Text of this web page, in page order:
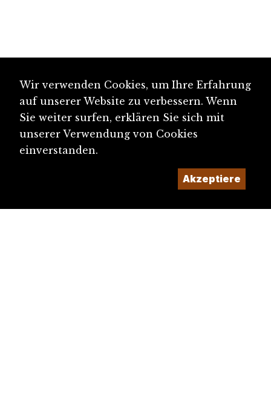
Wir verwenden Cookies, um Ihre Erfahrung
auf unserer Website zu verbessern. Wenn
Sie weiter surfen, erklären Sie sich mit
unserer Verwendung von Cookies
einverstanden.
Akzeptiere